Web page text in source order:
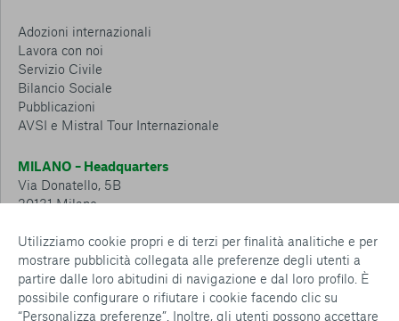
Utilizziamo cookie propri e di terzi per finalità analitiche e per
mostrare pubblicità collegata alle preferenze degli utenti a
partire dalle loro abitudini di navigazione e dal loro profilo. È
possibile configurare o rifiutare i cookie facendo clic su
“Personalizza preferenze”. Inoltre, gli utenti possono accettare
Adozioni internazionali
Lavora con noi
Servizio Civile
Bilancio Sociale
Pubblicazioni
AVSI e Mistral Tour Internazionale
MILANO – Headquarters
Via Donatello, 5B
20131 Milano
CESENA – Sostegno a distanza
Via Padre Vicinio da Sarsina, 216
47521 Cesena